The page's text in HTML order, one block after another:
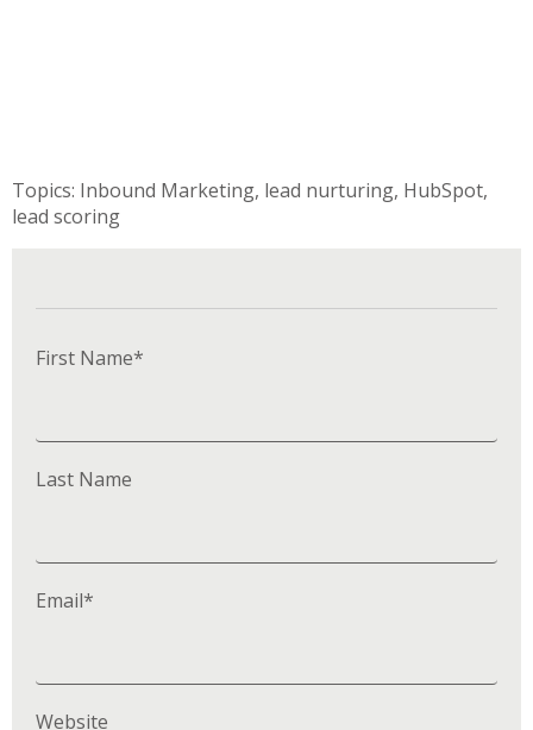
Topics: Inbound Marketing, lead nurturing, HubSpot,
lead scoring
First Name*
Last Name
Email*
Website